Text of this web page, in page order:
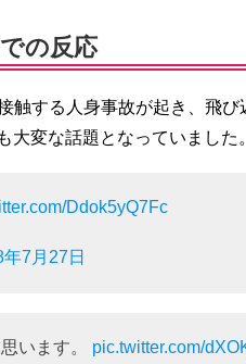
の反応
触する人身事故が起き、飛び
変な話題となっていました。
Ddok5yQ7Fc
7月27日
います。 pic.twitter.com/